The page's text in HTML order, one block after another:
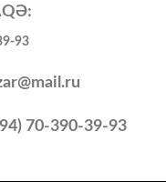
93
) 70-390-39-93